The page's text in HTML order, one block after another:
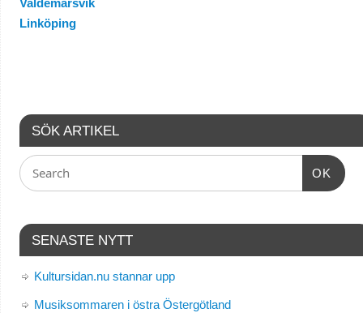
Valdemarsvik
Linköping
SÖK ARTIKEL
OK
SENASTE NYTT
Kultursidan.nu stannar upp
Musiksommaren i östra Östergötland